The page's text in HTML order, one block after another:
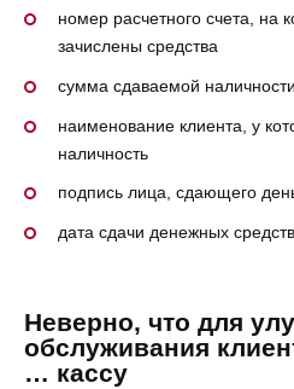
номер расчетного счета, на
зачислены средства
сумма сдаваемой наличности
наименование клиента, у
наличность
подпись лица, сдающего
дата сдачи денежных
Неверно, что для
обслуживания
… кассу